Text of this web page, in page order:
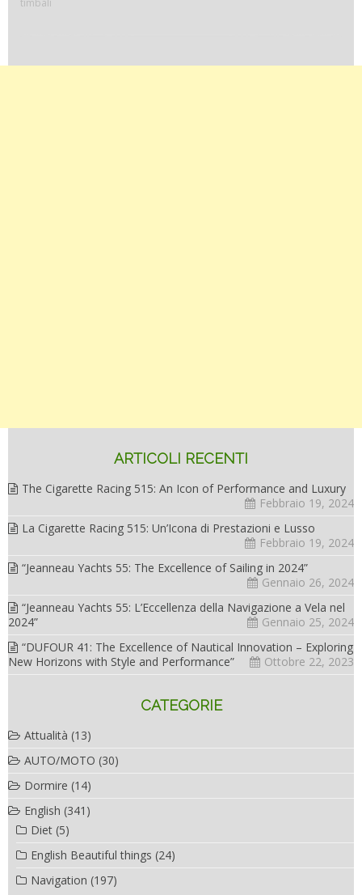
ARTICOLI RECENTI
The Cigarette Racing 515: An Icon of Performance and Luxury
Febbraio 19, 2024
La Cigarette Racing 515: Un’Icona di Prestazioni e Lusso
Febbraio 19, 2024
“Jeanneau Yachts 55: The Excellence of Sailing in 2024”
Gennaio 26, 2024
“Jeanneau Yachts 55: L’Eccellenza della Navigazione a Vela nel
2024”
Gennaio 25, 2024
“DUFOUR 41: The Excellence of Nautical Innovation – Exploring
New Horizons with Style and Performance”
Ottobre 22, 2023
CATEGORIE
Attualità (13)
AUTO/MOTO (30)
Dormire (14)
English (341)
Diet (5)
English Beautiful things (24)
Navigation (197)